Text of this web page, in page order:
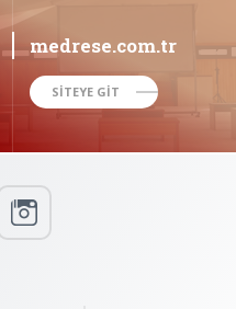
medrese.com.tr
SİTEYE GİT